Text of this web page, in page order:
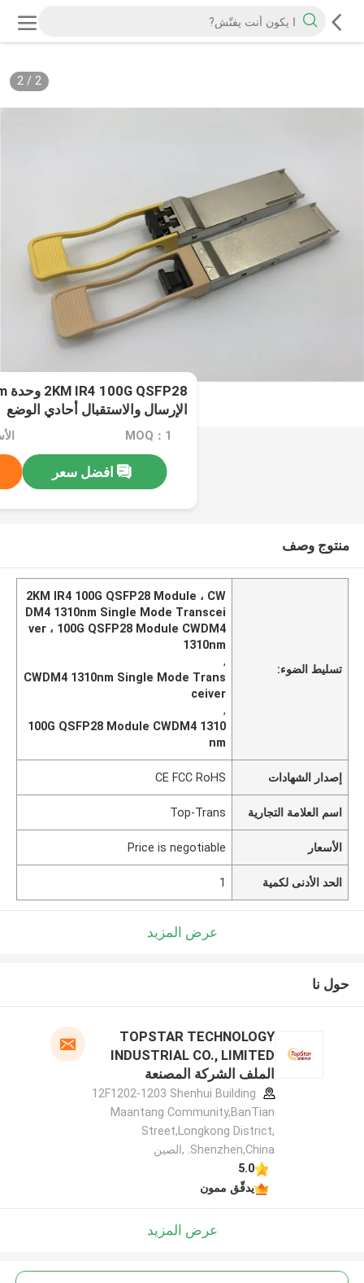
2
/
2
الإرسال والاستقبال أحادي الوضع
MOQ：1
افضل سعر
منتوج وصف
تسليط الضوء:
2KM IR4 100G QSFP28 Module ، CW
DM4 1310nm Single Mode Transcei
ver ، 100G QSFP28 Module CWDM4
1310nm
,
CWDM4 1310nm Single Mode Trans
ceiver
,
100G QSFP28 Module CWDM4 1310
nm
إصدار الشهادات CE FCC RoHS
اسم العلامة التجارية Top-Trans
الأسعار Price is negotiable
الحد الأدنى لكمية 1
عرض المزيد
حول نا
TOPSTAR TECHNOLOGY
INDUSTRIAL CO., LIMITED
الملف الشركة المصنعة
12F1202-1203 Shenhui Building
Maantang Community,BanTian
Street,Longkong District,
Shenzhen,China. ,الصين
5.0
يدقّق ممون
عرض المزيد